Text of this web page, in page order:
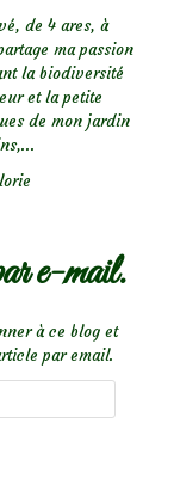
de 4 ares, à
ma passion
la biodiversité
et la petite
de mon jardin
e-mail.
à ce blog et
par email.